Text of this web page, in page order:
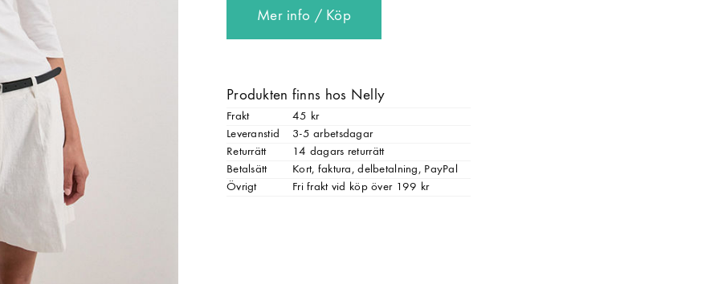
Mer info / Köp
Produkten finns hos Nelly
Frakt
45 kr
Leveranstid
3-5 arbetsdagar
Returrätt
14 dagars returrätt
Betalsätt
Kort, faktura, delbetalning, PayPal
Övrigt
Fri frakt vid köp över 199 kr